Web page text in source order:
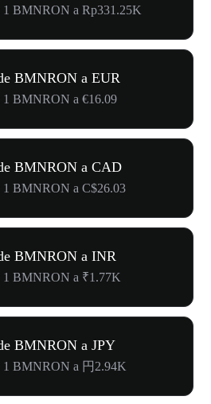
1 BMNRON a Rp331.25K
BMNRON a EUR
1 BMNRON a €16.09
BMNRON a CAD
1 BMNRON a C$26.03
BMNRON a INR
1 BMNRON a ₹1.77K
BMNRON a JPY
1 BMNRON a 円2.94K